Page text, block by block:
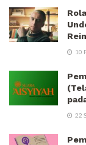
10
22